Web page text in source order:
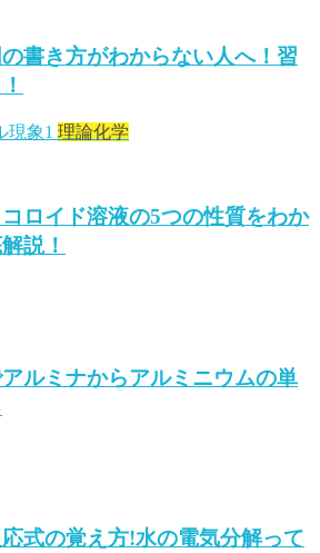
書き方がわからない人へ！習
理論化学
ロイド溶液の5つの性質をわか
説！
ルミナからアルミニウムの単
式の覚え方!水の電気分解って